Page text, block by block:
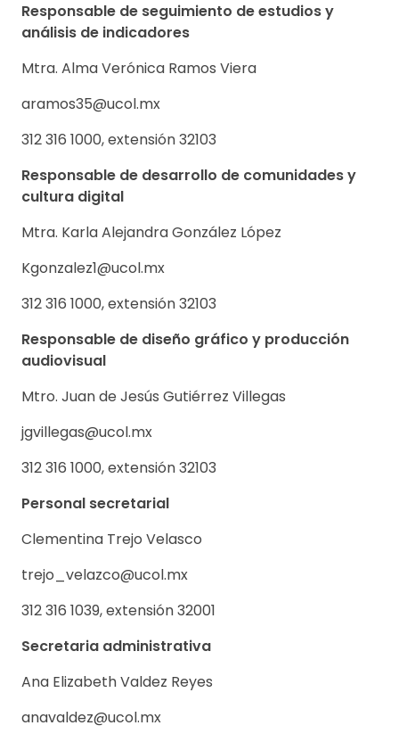
Responsable de seguimiento de estudios y
análisis de indicadores
Mtra. Alma Verónica Ramos Viera
aramos35@ucol.mx
312 316 1000, extensión 32103
Responsable de desarrollo de comunidades y
cultura digital
Mtra. Karla Alejandra González López
Kgonzalez1@ucol.mx
312 316 1000, extensión 32103
Responsable de diseño gráfico y producción
audiovisual
Mtro. Juan de Jesús Gutiérrez Villegas
jgvillegas@ucol.mx
312 316 1000, extensión 32103
Personal secretarial
Clementina Trejo Velasco
trejo_velazco@ucol.mx
312 316 1039, extensión 32001
Secretaria administrativa
Ana Elizabeth Valdez Reyes
anavaldez@ucol.mx